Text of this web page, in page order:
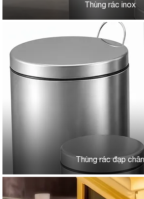
Thùng rác inox
Thùng rác đạp chân